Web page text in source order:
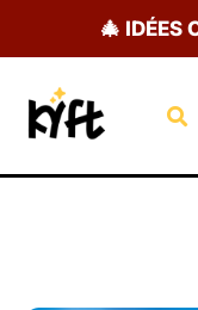
🎄 IDÉES